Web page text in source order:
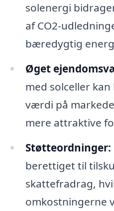
solenergi
af CO2-
bæredygtig
Øget
med solceller
værdi på
mere attraktive
Støtteordninger:
berettiget til
skattefradrag,
omkostningerne